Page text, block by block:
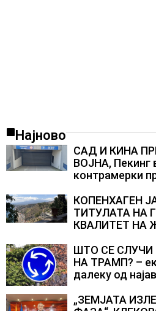
Најново
САД И КИНА
ВОЈНА, Пекинг
контрамерки
КОПЕНХАГЕН
ТИТУЛАТА НА
КВАЛИТЕТ НА
да бидат
комбинација
ШТО СЕ
НА ТРАМП? –
далеку од
„ЗЕМЈАТА